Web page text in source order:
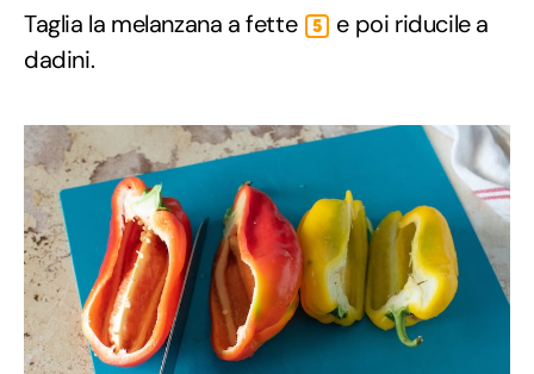
Taglia la melanzana a fette 5
e poi riducile a
dadini.